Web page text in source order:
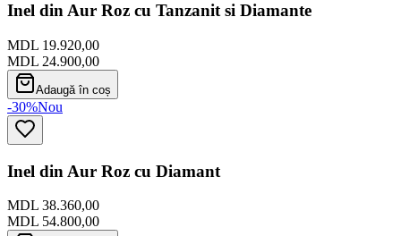
Inel din Aur Roz cu Tanzanit si Diamante
MDL 19.920,00
MDL 24.900,00
Adaugă în coș
-30%Nou
Inel din Aur Roz cu Diamant
MDL 38.360,00
MDL 54.800,00